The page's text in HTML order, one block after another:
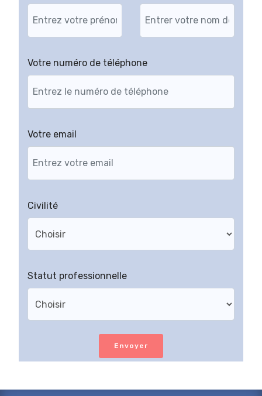
Votre numéro de téléphone
Votre email
Civilité
Statut professionnelle
Envoyer